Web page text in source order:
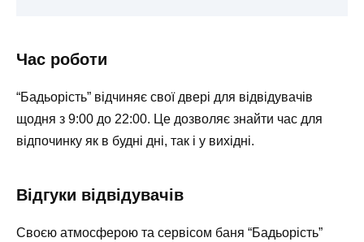
Час роботи
“Бадьорість” відчиняє свої двері для відвідувачів
щодня з 9:00 до 22:00. Це дозволяє знайти час для
відпочинку як в будні дні, так і у вихідні.
Відгуки відвідувачів
Своєю атмосферою та сервісом баня “Бадьорість”